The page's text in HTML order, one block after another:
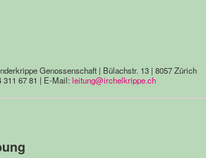
Genossenschaft | Bülachstr. 13 | 8057 Zürich
311 67 81 | E-Mail:leitung@irchelkrippe.ch